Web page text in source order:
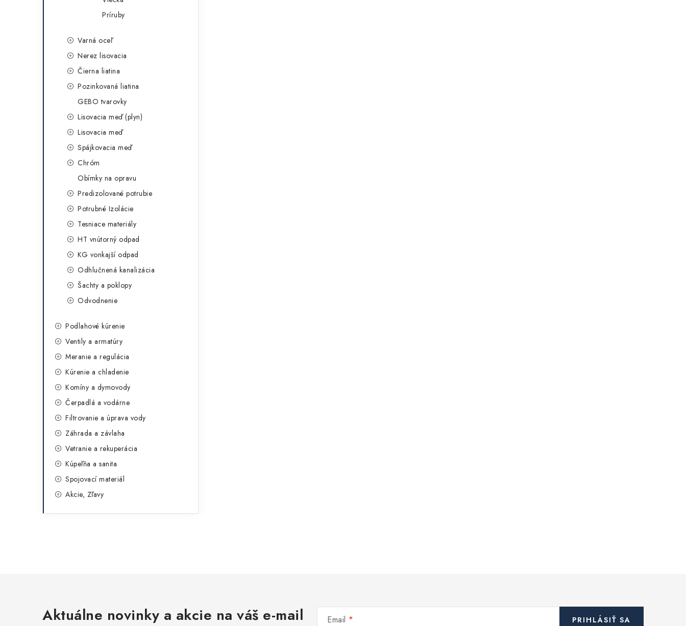
Príruby
Varná oceľ
Nerez lisovacia
Čierna liatina
Pozinkovaná liatina
GEBO tvarovky
Lisovacia meď (plyn)
Lisovacia meď
Spájkovacia meď
Chróm
Obímky na opravu
Predizolované potrubie
Potrubné Izolácie
Tesniace materiály
HT vnútorný odpad
KG vonkajší odpad
Odhlučnená kanalizácia
Šachty a poklopy
Odvodnenie
Podlahové kúrenie
Ventily a armatúry
Meranie a regulácia
Kúrenie a chladenie
Komíny a dymovody
Čerpadlá a vodárne
Filtrovanie a úprava vody
Záhrada a závlaha
Vetranie a rekuperácia
Kúpeľňa a sanita
Spojovací materiál
Akcie, Zľavy
Aktuálne novinky a akcie na váš e-mail Email PRIHLÁSIŤ SA